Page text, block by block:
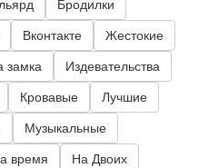
Бродилки
Вконтакте Жестокие
замка Издевательства
Кровавые Лучшие
Музыкальные
время На Двоих